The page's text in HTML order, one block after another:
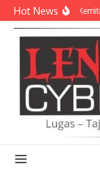
Lewati ke konten
Hot NewsPerkuat